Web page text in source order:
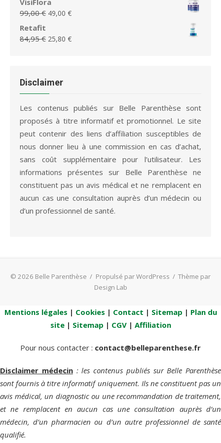
75,95 €.
initial
était :
est :
99,00€ Le
était :
49,00 €Le
est :
Retafit
84,95€ Le
84,95 €.
25,80 €Le
Disclaimer
Les contenus publiés sur Belle Parenthèse sont
proposés à titre informatif et promotionnel. Le site
peut contenir des liens d’affiliation susceptibles de
nous donner lieu à une commission en cas d’achat,
sans coût supplémentaire pour l’utilisateur. Les
informations présentes sur Belle Parenthèse ne
constituent pas un avis médical et ne remplacent en
aucun cas une consultation auprès d’un médecin ou
d’un professionnel de santé.
© 2026 Belle Parenthèse / Propulsé par WordPress / Thème par
Design Lab
Mentions légales | Cookies | Contact | Sitemap | Plan du
site| Sitemap | CGV| Affiliation
Pour nous contacter : contact@belleparenthese.fr
Disclaimer médecin: les contenus publiés sur Belle Parenthèse
sont fournis à titre informatif uniquement. Ils ne constituent pas un
avis médical, un diagnostic ou une recommandation de traitement,
et ne remplacent en aucun cas une consultation auprès d’un
médecin, d’un pharmacien ou d’un autre professionnel de santé
qualifié.